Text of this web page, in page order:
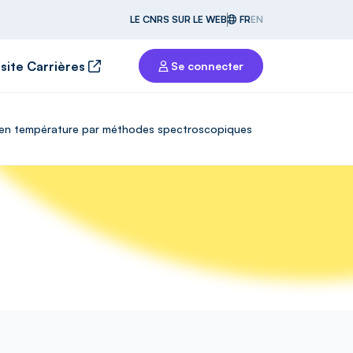
LE CNRS SUR LE WEB FREN
Carrières Se connecter
température par méthodes spectroscopiques